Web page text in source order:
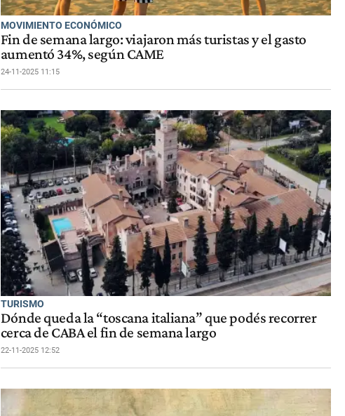
MOVIMIENTO ECONÓMICO
Fin de semana largo: viajaron más turistas y el gasto
aumentó 34%, según CAME
24-11-2025 11:15
TURISMO
Dónde queda la “toscana italiana” que podés recorrer
cerca de CABA el fin de semana largo
22-11-2025 12:52